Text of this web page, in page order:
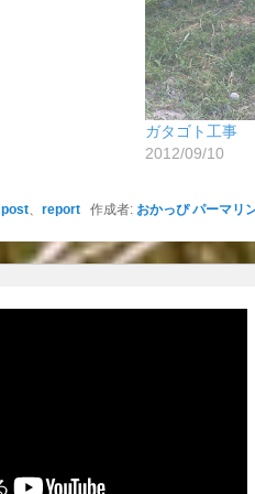
ガタゴト工事
2012/09/10
post、 report 作成者: おかっぴ パーマリ